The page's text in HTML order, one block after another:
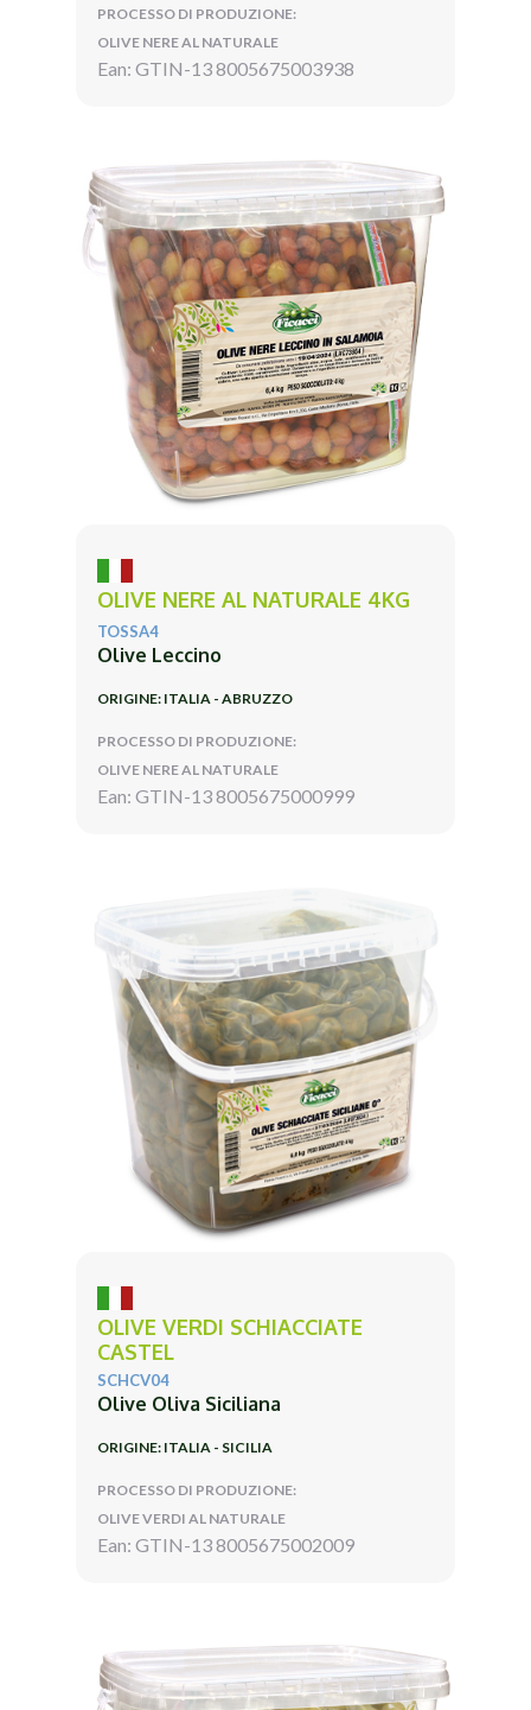
PROCESSO DI PRODUZIONE:
OLIVE NERE AL NATURALE
Ean: GTIN-13 8005675003938
OLIVE NERE AL NATURALE 4KG
TOSSA4
Olive Leccino
ORIGINE: ITALIA - ABRUZZO
PROCESSO DI PRODUZIONE:
OLIVE NERE AL NATURALE
Ean: GTIN-13 8005675000999
OLIVE VERDI SCHIACCIATE
CASTEL
SCHCV04
Olive Oliva Siciliana
ORIGINE: ITALIA - SICILIA
PROCESSO DI PRODUZIONE:
OLIVE VERDI AL NATURALE
Ean: GTIN-13 8005675002009